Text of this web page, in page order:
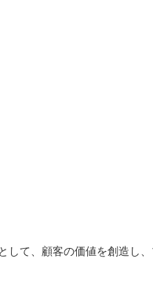
て、顧客の価値を創造し